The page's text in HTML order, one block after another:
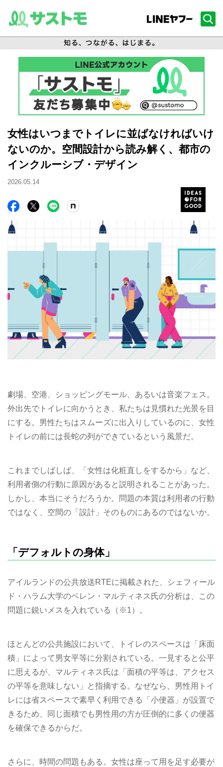
女性はいつまでトイレに並ばなければいけ
ないのか。空間設計から読み解く、都市の
インクルーシブ・デザイン
2026.05.14
劇場、空港、ショッピングモール、あるいは音楽フェス。
外出先でトイレに向かうとき、私たちは見慣れた光景を目
にする。男性たちはスムーズに出入りしているのに、女性
トイレの前には長蛇の列ができているという風景だ。
これまでしばしば、「女性は化粧直しをするから」など、
利用者側の行動に原因があると説明されることがあった。
しかし、本当にそうだろうか。問題の本質は利用者の行動
ではなく、空間の「設計」そのものにあるのではないか。
「デフォルトの身体」
アイルランドの公共放送RTEに掲載された、シェフィール
ド・ハラム大学のベレン・マルティネス氏の分析は、この
問題に鋭いメスを入れている（※1）。
ほとんどの公共施設において、トイレのスペースは「床面
積」によって男女平等に分割されている。一見すると公平
に思えるが、マルティネス氏は「面積の平等は、アクセス
の平等を意味しない」と指摘する。なぜなら、男性用トイ
レには省スペースで素早く利用できる「小便器」が設置で
きるため、同じ面積でも男性用の方が圧倒的に多くの便器
を確保できるからだ。
さらに、時間の問題もある。女性は座って用を足す必要が